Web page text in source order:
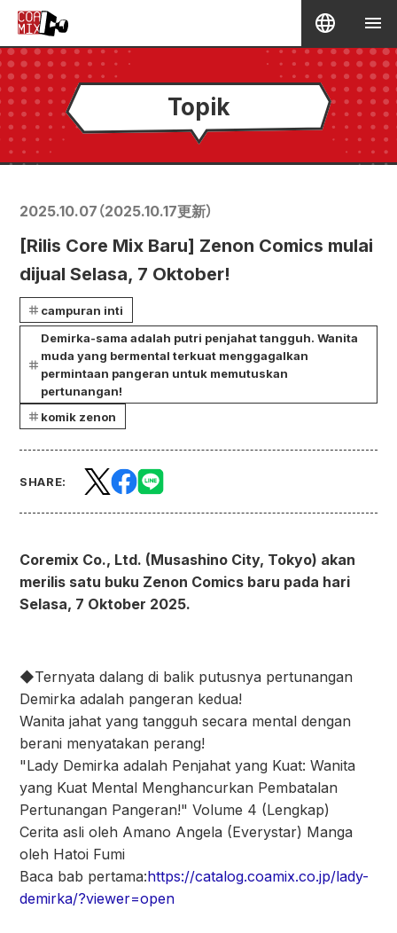
Topik
2025.10.07 （2025.10.17更新）
[Rilis Core Mix Baru] Zenon Comics mulai
dijual Selasa, 7 Oktober!
campuran inti
Demirka-sama adalah putri penjahat tangguh. Wanita
muda yang bermental terkuat menggagalkan
permintaan pangeran untuk memutuskan
pertunangan!
komik zenon
SHARE:
Coremix Co., Ltd. (Musashino City, Tokyo) akan
merilis satu buku Zenon Comics baru pada hari
Selasa, 7 Oktober 2025.
◆Ternyata dalang di balik putusnya pertunangan
Demirka adalah pangeran kedua!
Wanita jahat yang tangguh secara mental dengan
berani menyatakan perang!
"Lady Demirka adalah Penjahat yang Kuat: Wanita
yang Kuat Mental Menghancurkan Pembatalan
Pertunangan Pangeran!" Volume 4 (Lengkap)
Cerita asli oleh Amano Angela (Everystar) Manga
oleh Hatoi Fumi
Baca bab pertama:https://catalog.coamix.co.jp/lady-
demirka/?viewer=open